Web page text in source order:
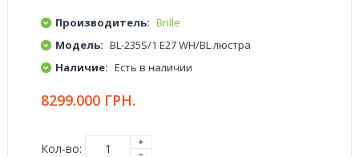
Производитель: Brille
Модель: BL-235S/1 E27 WH/BL люстра
Наличие: Есть в наличии
8299.000 ГРН.
Кол-во: